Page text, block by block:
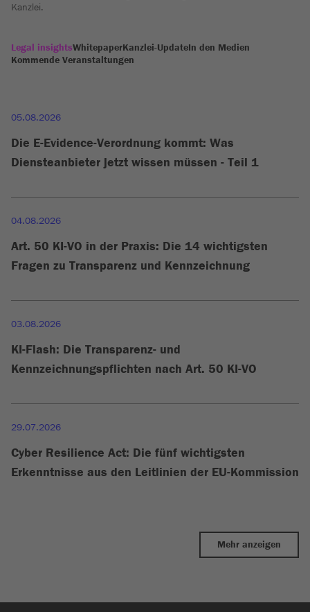
Kanzlei.
Legal insightsWhitepaperKanzlei-UpdateIn den Medien
Kommende Veranstaltungen
05.08.2026
Die E-Evidence-Verordnung kommt: Was
Diensteanbieter jetzt wissen müssen - Teil 1
04.08.2026
Art. 50 KI-VO in der Praxis: Die 14 wichtigsten
Fragen zu Transparenz und Kennzeichnung
03.08.2026
KI-Flash: Die Transparenz- und
Kennzeichnungspflichten nach Art. 50 KI-VO
29.07.2026
Cyber Resilience Act: Die fünf wichtigsten
Erkenntnisse aus den Leitlinien der EU-Kommission
Mehr anzeigen